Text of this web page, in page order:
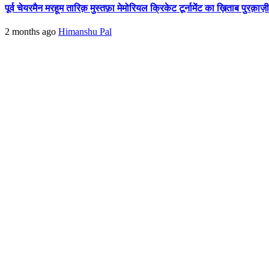
पूर्व चेयरमैन मरहूम तारिक़ मुस्तफ़ा मेमोरियल क्रिकेट टूर्नामेंट का ख़िताब
2 months ago Himanshu Pal